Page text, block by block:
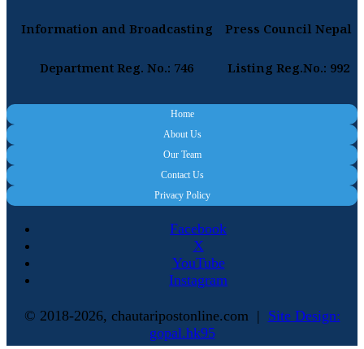
Information and Broadcasting
Department Reg. No.: 746
Press Council Nepal
Listing Reg.No.: 992
Home
About Us
Our Team
Contact Us
Privacy Policy
Facebook
X
YouTube
Instagram
© 2018-2026, chautaripostonline.com | Site Design:
gopal.hk95